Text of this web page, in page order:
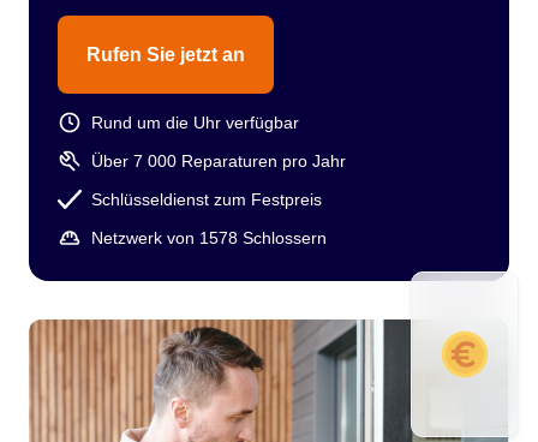
Rufen Sie jetzt an
Rund um die Uhr verfügbar
Über 7 000 Reparaturen pro Jahr
Schlüsseldienst zum Festpreis
Netzwerk von 1578 Schlossern